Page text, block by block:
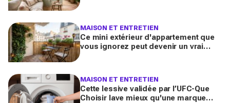
MAISON ET ENTRETIEN
Ce mini extérieur d'appartement que
vous ignorez peut devenir un vrai
MAISON ET ENTRETIEN
Cette lessive validée par l’UFC-Que
Choisir lave mieux qu'une marque